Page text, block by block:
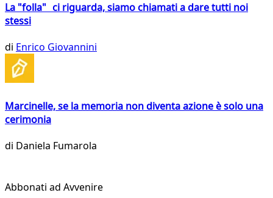
La "folla" ci riguarda, siamo chiamati a dare tutti noi
stessi
di Enrico Giovannini
Marcinelle, se la memoria non diventa azione è solo una
cerimonia
di Daniela Fumarola
Abbonati ad Avvenire